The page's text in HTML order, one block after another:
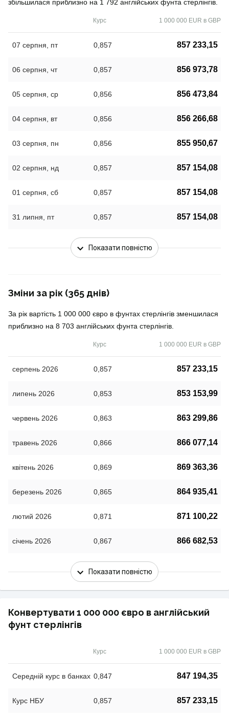
збільшилася приблизно на 1 792 англійських фунта стерлінгів.
Курс 1 000 000 EUR в GBP
07 серпня, пт 0,857 857 233,15
06 серпня, чт 0,857 856 973,78
05 серпня, ср 0,856 856 473,84
04 серпня, вт 0,856 856 266,68
03 серпня, пн 0,856 855 950,67
02 серпня, нд 0,857 857 154,08
01 серпня, сб 0,857 857 154,08
31 липня, пт 0,857 857 154,08
Показати повністю
Зміни за рік (365 днів)
За рік вартість 1 000 000 євро в фунтах стерлінгів зменшилася
приблизно на 8 703 англійських фунта стерлінгів.
Курс 1 000 000 EUR в GBP
серпень 2026 0,857 857 233,15
липень 2026 0,853 853 153,99
червень 2026 0,863 863 299,86
травень 2026 0,866 866 077,14
квітень 2026 0,869 869 363,36
березень 2026 0,865 864 935,41
лютий 2026 0,871 871 100,22
січень 2026 0,867 866 682,53
Показати повністю
Конвертувати 1 000 000 євро в англійський
фунт стерлінгів
Курс 1 000 000 EUR в GBP
Середній курс в банках 0,847 847 194,35
Курс НБУ 0,857 857 233,15